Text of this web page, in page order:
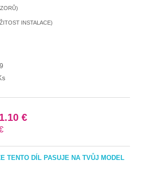
INSTALACE)
€
TENTO DÍL PASUJE NA TVŮJ MODEL